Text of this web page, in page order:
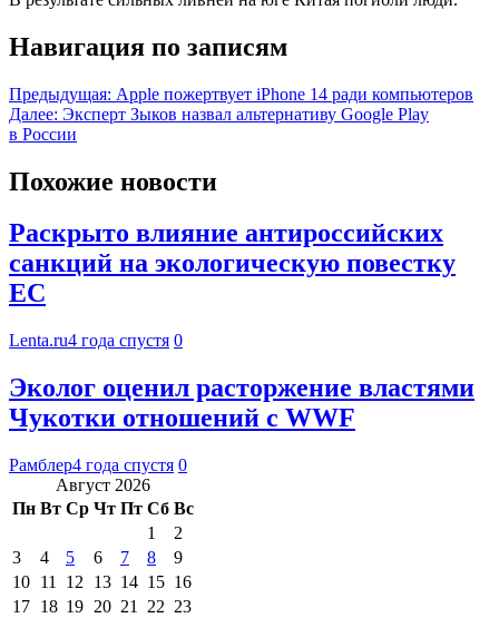
Навигация по записям
Предыдущая: Apple пожертвует iPhone 14 ради компьютеров
Далее: Эксперт Зыков назвал альтернативу Google Play
в России
Похожие новости
Раскрыто влияние антироссийских
санкций на экологическую повестку
ЕС
Lenta.ru4 года спустя 0
Эколог оценил расторжение властями
Чукотки отношений с WWF
Рамблер4 года спустя 0
Август 2026
Пн Вт Ср Чт Пт Сб Вс
1
2
3
4 5 6 7 8
9
10 11 12 13 14 15 16
17 18 19 20 21 22 23